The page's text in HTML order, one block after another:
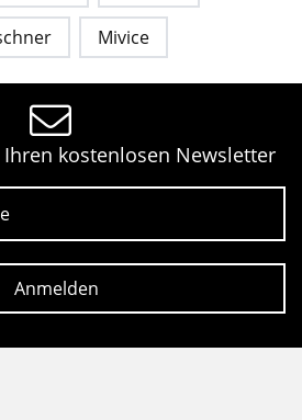
Mivice
kostenlosen Newsletter
Anmelden